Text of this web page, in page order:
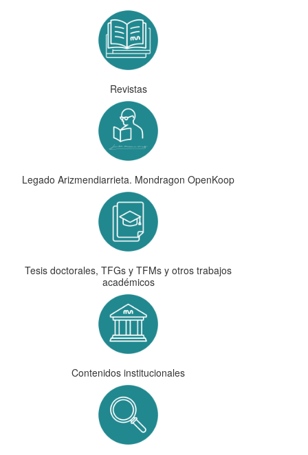
Revistas
Legado Arizmendiarrieta. Mondragon OpenKoop
Tesis doctorales, TFGs y TFMs y otros trabajos
académicos
Contenidos institucionales